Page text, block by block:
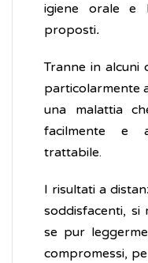
igiene orale e
proposti.
Tranne in alcuni
particolarmente
una malattia
facilmente e
trattabile.
I risultati a
soddisfacenti, si
se pur
compromessi,